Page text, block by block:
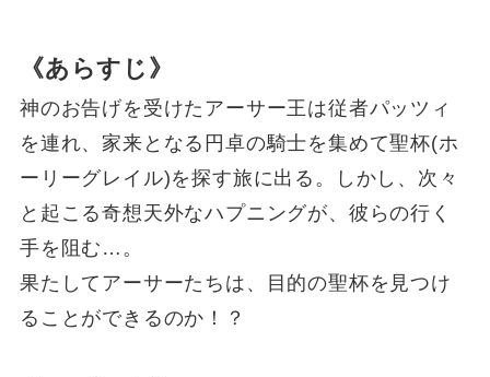
《あらすじ》
神のお告げを受けたアーサー王は従者パッツィ
を連れ、家来となる円卓の騎士を集めて聖杯(ホ
ーリーグレイル)を探す旅に出る。しかし、次々
と起こる奇想天外なハプニングが、彼らの行く
手を阻む…。
果たしてアーサーたちは、目的の聖杯を見つけ
ることができるのか！？